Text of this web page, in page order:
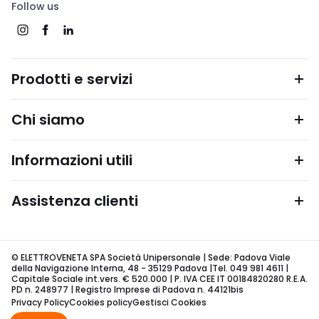
Follow us
Prodotti e servizi
Chi siamo
Informazioni utili
Assistenza clienti
© ELETTROVENETA SPA Società Unipersonale | Sede: Padova Viale
della Navigazione Interna, 48 - 35129 Padova |Tel. 049 981 4611 |
Capitale Sociale int.vers. € 520.000 | P. IVA CEE IT 00184820280 R.E.A.
PD n. 248977 | Registro Imprese di Padova n. 44121bis
Privacy PolicyCookies policyGestisci Cookies